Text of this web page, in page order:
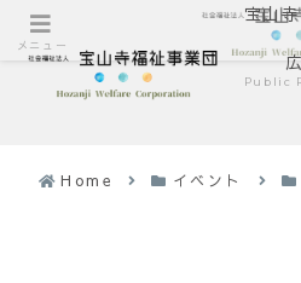
宝山
Public
Home イベント
メニュー